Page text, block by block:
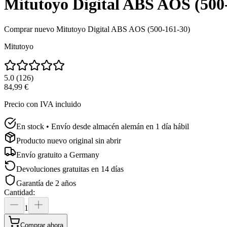
Mitutoyo Digital ABS AOS
Comprar nuevo Mitutoyo Digital ABS AOS (500-161-30)
Mitutoyo
5.0 (126)
84,99 €
Precio con IVA incluido
En stock • Envío desde almacén alemán en 1 día hábil
Producto nuevo original sin abrir
Envío gratuito a Germany
Devoluciones gratuitas en 14 días
Garantía de 2 años
Cantidad:
1
Comprar ahora